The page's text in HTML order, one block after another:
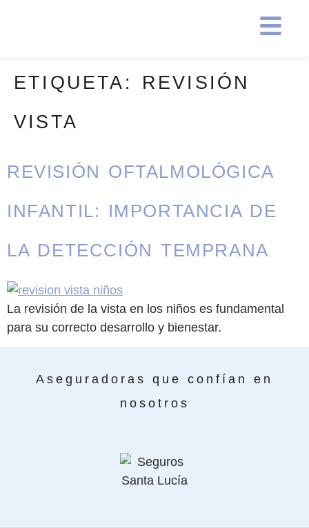
ETIQUETA: REVISIÓN
VISTA
REVISIÓN OFTALMOLÓGICA
INFANTIL: IMPORTANCIA DE
LA DETECCIÓN TEMPRANA
La revisión de la vista en los niños es fundamental
para su correcto desarrollo y bienestar.
Aseguradoras que confían en
nosotros